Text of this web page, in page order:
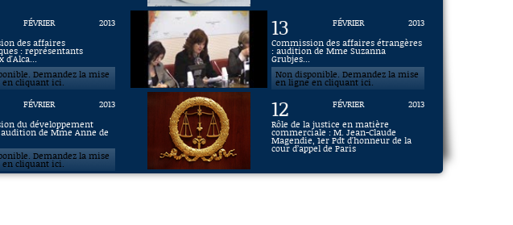
FÉVRIER
2013
des affaires
: représentants
d'Alca...
Demandez la mise
en cliquant ici.
13 FÉVRIER
2013
Commission des affaires étrangères
: audition de Mme Suzanna
Grubjes...
Non disponible. Demandez la mise
en ligne en cliquant ici.
FÉVRIER
2013
du développement
de Mme Anne de
Demandez la mise
en cliquant ici.
12 FÉVRIER
2013
Rôle de la justice en matière
commerciale : M. Jean-Claude
Magendie, 1er Pdt d'honneur de la
cour d’appel de Paris